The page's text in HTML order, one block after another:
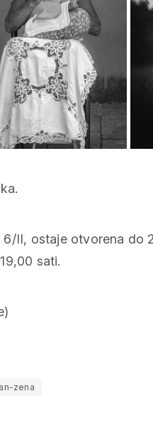
II, ostaje otvorena do
sati.
zena